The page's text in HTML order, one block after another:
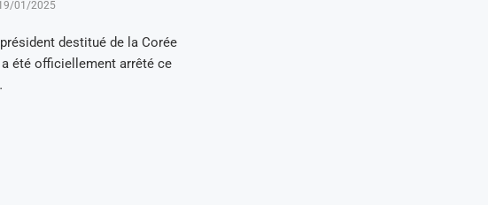
01/2025
destitué de la Corée
été officiellement arrêté ce